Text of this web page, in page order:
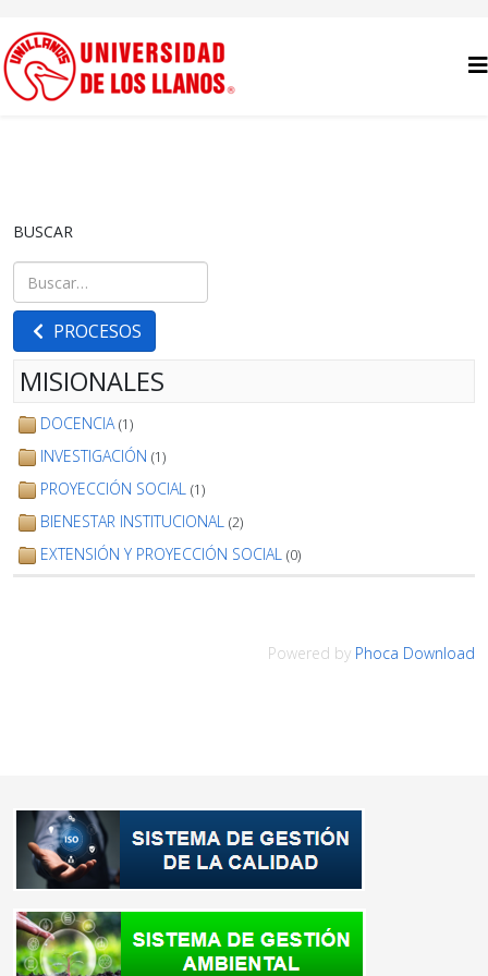
BUSCAR
Buscar
Type 2 or more characters for results.
PROCESOS
MISIONALES
DOCENCIA (1)
INVESTIGACIÓN (1)
PROYECCIÓN SOCIAL (1)
BIENESTAR INSTITUCIONAL (2)
EXTENSIÓN Y PROYECCIÓN SOCIAL (0)
Powered by Phoca Download